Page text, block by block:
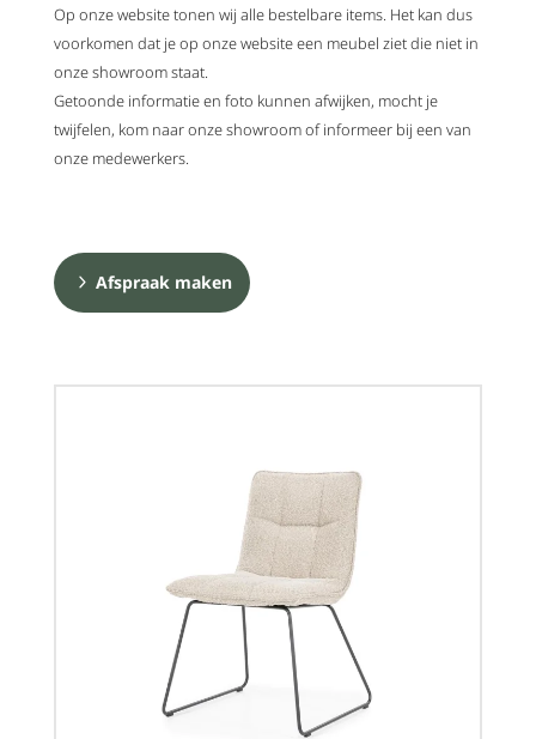
Op onze website tonen wij alle bestelbare items. Het kan dus
voorkomen dat je op onze website een meubel ziet die niet in
onze showroom staat.
Getoonde informatie en foto kunnen afwijken, mocht je
twijfelen, kom naar onze showroom of informeer bij een van
onze medewerkers.
Afspraak maken